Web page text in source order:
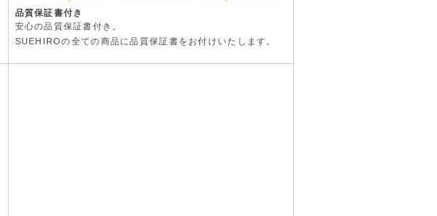
品質保証書付き
安心の品質保証書付き。
SUEHIROの全ての商品に品質保証書をお付けいたします。